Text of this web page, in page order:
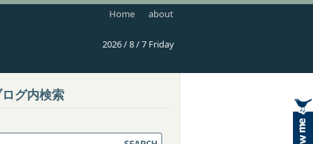
Home about
2026 / 8 / 7 Friday
グ内検索